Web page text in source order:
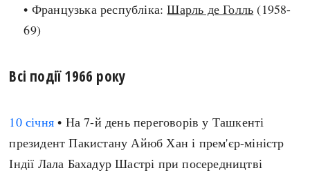
Рубрики
Архітектура і будівництво
• Французька республіка:Шарль де Голль (1958-
69)
Всі події 1966 року
10 січня • На 7-й день переговорів у Ташкенті
президент Пакистану Айюб Хан і прем'єр-міністр
Індії Лала Бахадур Шастрі при посередництві